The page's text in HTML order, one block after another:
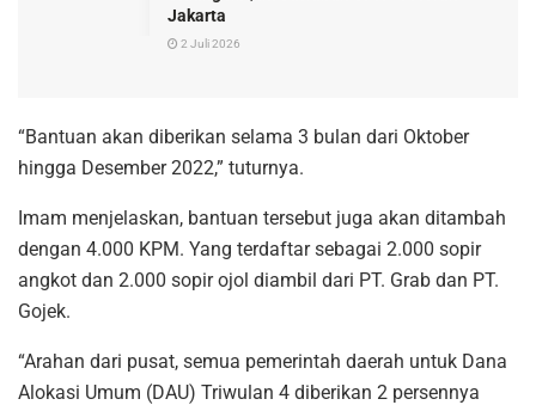
Jakarta
2 Juli 2026
“Bantuan akan diberikan selama 3 bulan dari Oktober
hingga Desember 2022,” tuturnya.
Imam menjelaskan, bantuan tersebut juga akan ditambah
dengan 4.000 KPM. Yang terdaftar sebagai 2.000 sopir
angkot dan 2.000 sopir ojol diambil dari PT. Grab dan PT.
Gojek.
“Arahan dari pusat, semua pemerintah daerah untuk Dana
Alokasi Umum (DAU) Triwulan 4 diberikan 2 persennya